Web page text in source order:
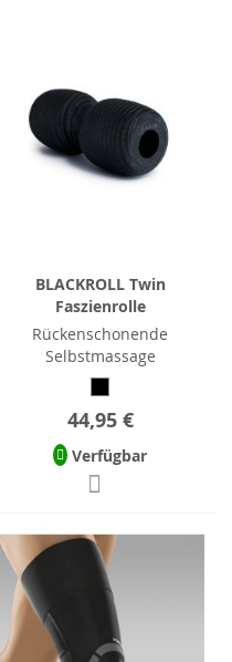
BLACKROLL Twin
Faszienrolle
Rückenschonende
Selbstmassage
44,95 €
Verfügbar